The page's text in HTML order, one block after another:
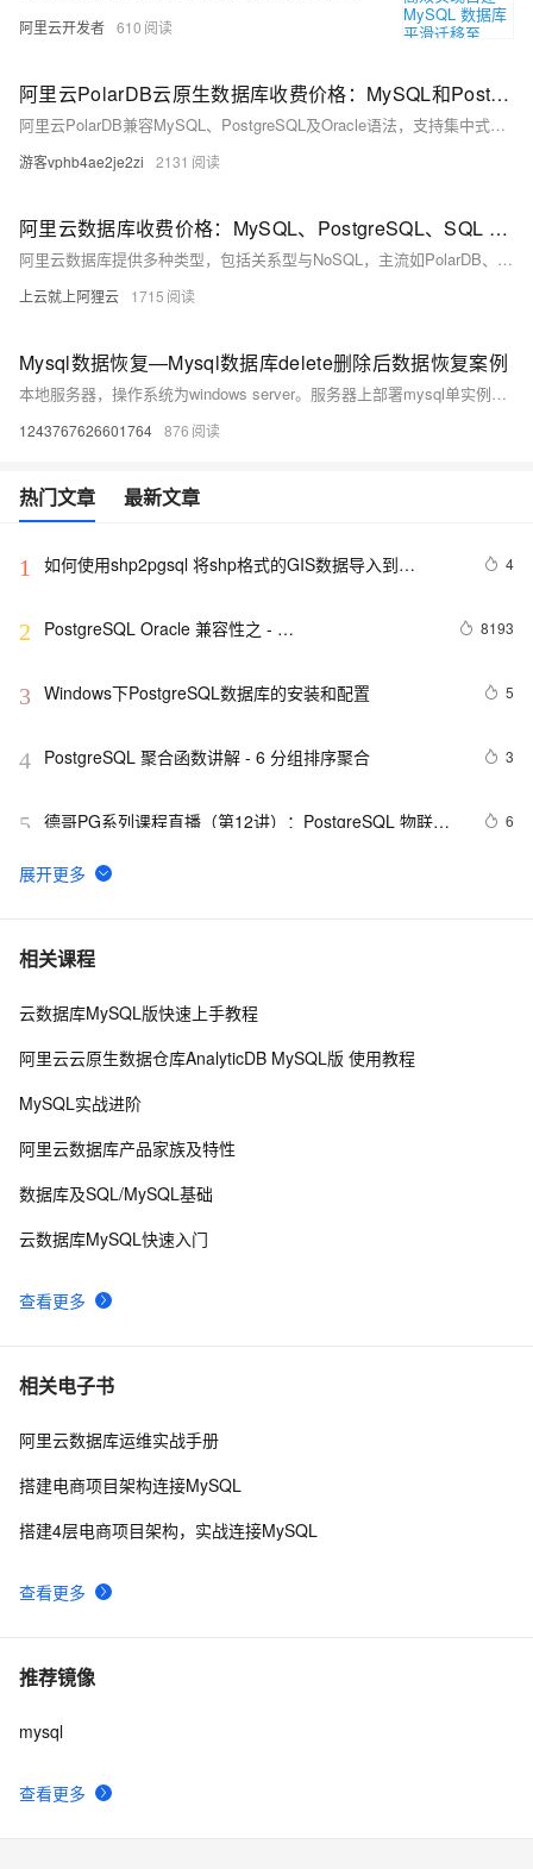
阿里云开发者 610
阿里云PolarDB云原生数据库收费价格：MySQL和PostgreSQL详细介绍
阿里云PolarDB兼容MySQL、PostgreSQL及Oracle语法，支持集中式与分布式架构。标准版2核4G年费1116元起，企业版最高性能达4核16G，支持HTAP与多级高可用，广泛应用于金融、政务、互联网等领域，TCO成本降低50%。
游客vphb4ae2je2zi 2131
阿里云数据库收费价格：MySQL、PostgreSQL、SQL Server和MariaDB引擎费用整理
阿里云数据库提供多种类型，包括关系型与NoSQL，主流如PolarDB、RDS MySQL/PostgreSQL、Redis等。价格低至21元/月起，支持按需付费与优惠套餐，适用于各类应用场景。
上云就上阿狸云 1715
Mysql数据恢复—Mysql数据库delete删除后数据恢复案例
本地服务器，操作系统为windows server。服务器上部署mysql单实例，innodb引擎，独立表空间。未进行数据库备份，未开启binlog。 人为误操作使用Delete命令删除数据时未添加where子句，导致全表数据被删除。删除后未对该表进行任何操作。需要恢复误删除的数据。 在本案例中的mysql数据库未进行备份，也未开启binlog日志，无法直接还原数据库。
1243767626601764 876
热门文章 最新文章
1
如何使用shp2pgsql 将shp格式的GIS数据导入到
4
2
PostgreSQL Oracle 兼容性之 -
8193
3 Windows下PostgreSQL数据库的安装和配置 5
4 PostgreSQL 聚合函数讲解 - 6 分组排序聚合 3
5 德哥PG系列课程直播（第12讲）：PostgreSQL 物联网
6
6
PostgreSQL 11 新特性解读 : Initdb/Pg_resetwal支持修
7 通过rinetd实现端口转发，同时访问阿里云RDS的内外网
8 PostgreSQL 如何高效解决 按任意字段分词检索的问题 -
102 PostgreSQL 物理，逻辑，进程结构以及系统表系统函
相关课程
查看更多
云数据库MySQL版快速上手教程
阿里云云原生数据仓库AnalyticDB MySQL版 使用教程
MySQL实战进阶
阿里云数据库产品家族及特性
数据库及SQL/MySQL基础
云数据库MySQL快速入门
相关电子书
查看更多
阿里云数据库运维实战手册
搭建电商项目架构连接MySQL
搭建4层电商项目架构，实战连接MySQL
推荐镜像
查看更多
mysql